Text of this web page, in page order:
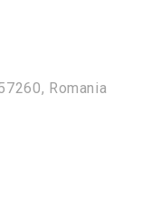
Romania